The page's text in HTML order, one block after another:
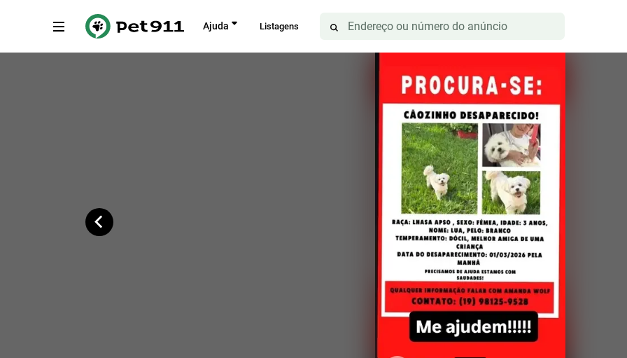
Ajuda Listagens
Voltar